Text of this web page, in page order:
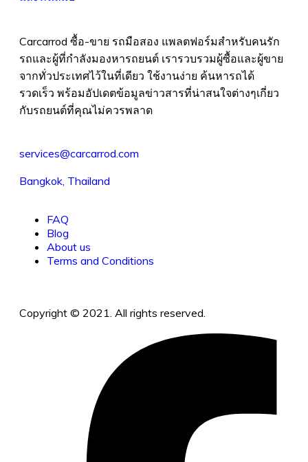
Carcarrod ซื้อ-ขาย รถมือสอง แพลตฟอร์มสำหรับคนรัก
รถและผู้ที่กำลังมองหารถยนต์ เรารวบรวมผู้ซื้อและผู้ขาย
จากทั่วประเทศไว้ในที่เดียว ใช้งานง่าย ค้นหารถได้
รวดเร็ว พร้อมอัปเดตข้อมูลข่าวสารที่น่าสนใจต่างๆเกี่ยว
กับรถยนต์ที่คุณไม่ควรพลาด
services@carcarrod.com
Bangkok, Thailand
FAQ
Blog
About us
Terms and Conditions
Copyright © 2021. All rights reserved.